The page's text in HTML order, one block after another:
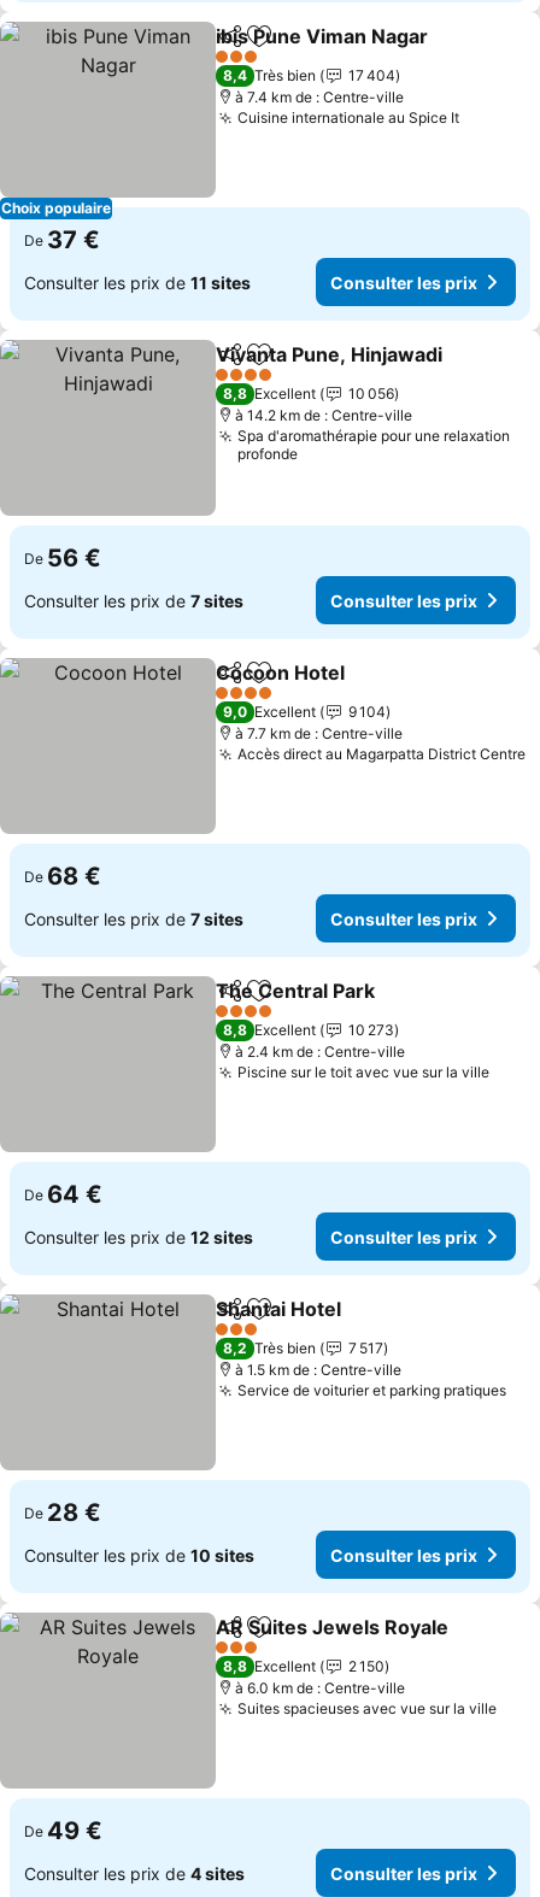
Choix populaire
PartagerAjouter à mes favoris
ibis Pune Viman Nagar
3 Étoiles
8,4 Très bien
17 404
à 7.4 km de : Centre-ville
Cuisine internationale au Spice It
De 37 €
Consulter les prix de 11 sites Consulter les prix
PartagerAjouter à mes favoris
Vivanta Pune, Hinjawadi
4 Étoiles
8,8 Excellent
10 056
à 14.2 km de : Centre-ville
Spa d'aromathérapie pour une relaxation
profonde
De 56 €
Consulter les prix de 7 sites Consulter les prix
PartagerAjouter à mes favoris
Cocoon Hotel
4 Étoiles
9,0 Excellent
9 104
à 7.7 km de : Centre-ville
Accès direct au Magarpatta District Centre
De 68 €
Consulter les prix de 7 sites Consulter les prix
PartagerAjouter à mes favoris
The Central Park
4 Étoiles
8,8 Excellent
10 273
à 2.4 km de : Centre-ville
Piscine sur le toit avec vue sur la ville
De 64 €
Consulter les prix de 12 sites Consulter les prix
PartagerAjouter à mes favoris
Shantai Hotel
3 Étoiles
8,2 Très bien
7 517
à 1.5 km de : Centre-ville
Service de voiturier et parking pratiques
De 28 €
Consulter les prix de 10 sites Consulter les prix
PartagerAjouter à mes favoris
AR Suites Jewels Royale
3 Étoiles
8,8 Excellent
2 150
à 6.0 km de : Centre-ville
Suites spacieuses avec vue sur la ville
De 49 €
Consulter les prix de 4 sites Consulter les prix